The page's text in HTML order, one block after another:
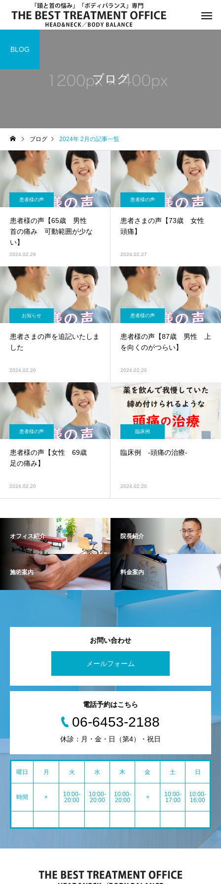
年末年始休診日のお知らせ
8月13日(水)午後休診の
知らせ
ブログ
BLOG
ブログ 2024年 2月の記事一覧
患者様の声
患者様の声【65歳 男性
首の痛み 可動範囲が少な
い】
2024.02.29
患者様の声
患者さまの声【73歳 女性
頭痛】
2024.02.27
お知らせ
患者さまの声を追記いたしま
した
2024.02.20
患者様の声
患者様の声【87歳 男性 上
を向くのがつらい】
2024.02.20
患者様の声
患者様の声【女性 69歳
足の痛み】
2024.02.20
臨床例
臨床例 -頭痛の治療-
2024.02.20
オフィス紹介 院長紹介
施術案内 料金案内
お問い合わせ
メールフォーム
電話予約はこちら
06-6453-2188
休診：月・金・日（第4）・祝日
曜日 月 火 水 木 金 土 日
時間 ×
10:00-
20:00
10:00-
20:00
10:00-
20:00
×
10:00-
17:00
10:00-
16:00